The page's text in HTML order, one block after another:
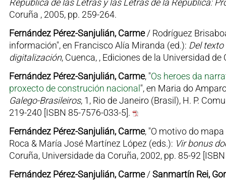
República de las Letras y las Letras de la República:
Coruña , 2005, pp. 259-264.
Fernández Pérez-Sanjulián, Carme/ Rodríguez
información", en Francisco Alía Miranda (ed.): Del
digitalización, Cuenca, , Ediciones de la Universidad
Fernández Pérez-Sanjulián, Carme, "Os heroes da
proxecto de construción nacional ", en Maria do
Galego-Brasileiros, 1, Rio de Janeiro (Brasil), H. P.
219-240 [ISBN 85-7576-033-5].
Fernández Pérez-Sanjulián, Carme, "O motivo do
Roca & María José Martínez López (eds.): Vir bonus
Coruña, Universidade da Coruña, 2002, pp. 85-92
Fernández Pérez-Sanjulián, Carme/Sanmartín Rei,